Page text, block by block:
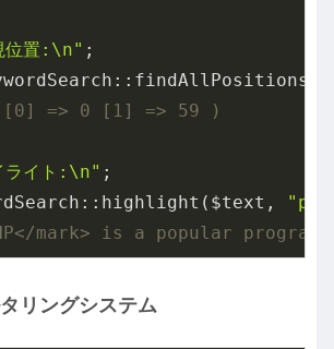
位置:\n" ;
=> 0 [1] => 59 )
ライト:\n"
mark> is a popular
リングシステム